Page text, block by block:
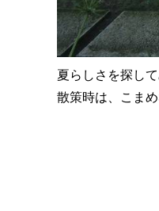
夏らしさを探して
散策時は、こま